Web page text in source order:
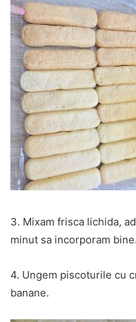
3. Mixam frisca lichida,
minut sa incorporam bine.
4. Ungem piscoturile cu
banane.